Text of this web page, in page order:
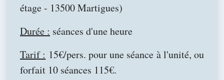
étage - 13500 Martigues)
Durée : séances d'une heure
Tarif : 15€/pers. pour une séance à l'unité, ou
forfait 10 séances 115€.